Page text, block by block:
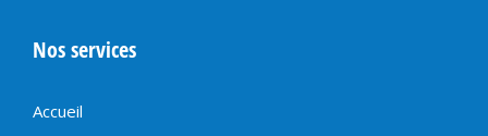
Nos services
Accueil